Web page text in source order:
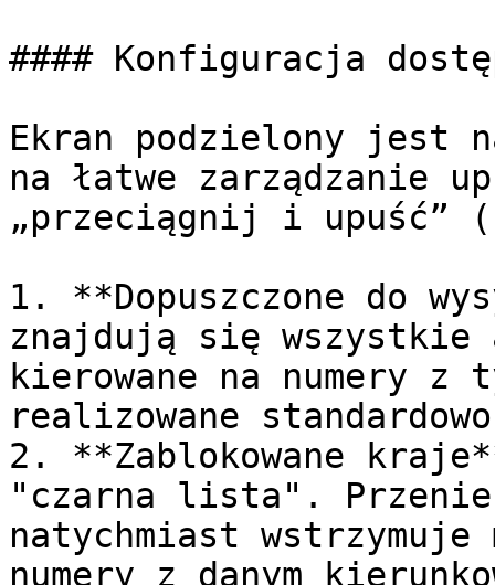
#### Konfiguracja
Ekran podzielony jest
na łatwe zarządzanie
„przeciągnij i upuść”
1. **Dopuszczone do
znajdują się wszystkie
kierowane na numery z
realizowane
2. **Zablokowane
"czarna lista".
natychmiast wstrzymuje
numery z danym